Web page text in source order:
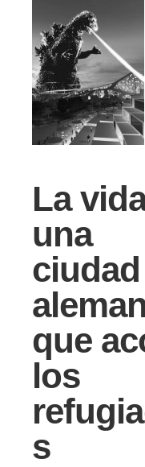
La
una
ciudad
que
los
s